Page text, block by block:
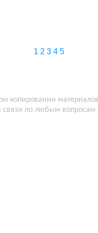
1 2 3 4 5
копировании
связи по любым